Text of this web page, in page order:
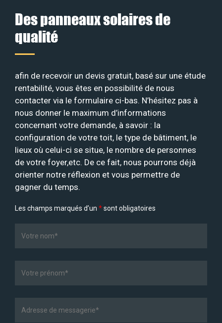
Des panneaux solaires de
qualité
afin de recevoir un devis gratuit, basé sur une étude
rentabilité, vous êtes en possibilité de nous
contacter via le formulaire ci-bas. N’hésitez pas à
nous donner le maximum d’informations
concernant votre demande, à savoir : la
configuration de votre toit, le type de bâtiment, le
lieux où celui-ci se situe, le nombre de personnes
de votre foyer,etc. De ce fait, nous pourrons déjà
orienter notre réflexion et vous permettre de
gagner du temps.
Les champs marqués d’un *sont obligatoires